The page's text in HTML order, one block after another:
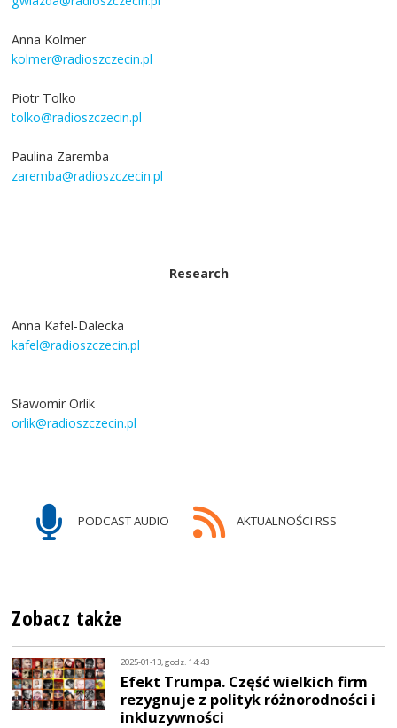
Anna Kolmer
kolmer@radioszczecin.pl
Piotr Tolko
tolko@radioszczecin.pl
Paulina Zaremba
zaremba@radioszczecin.pl
Research
Anna Kafel-Dalecka
kafel@radioszczecin.pl
Sławomir Orlik
orlik@radioszczecin.pl
PODCAST AUDIO AKTUALNOŚCI RSS
Zobacz także
2025-01-13, godz. 14:43
Efekt Trumpa. Część wielkich firm
rezygnuje z polityk różnorodności i
inkluzywności